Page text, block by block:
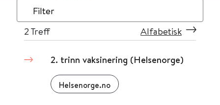
Filter
2 Treff Alfabetisk
2. trinn vaksinering (Helsenorge)
Helsenorge.no